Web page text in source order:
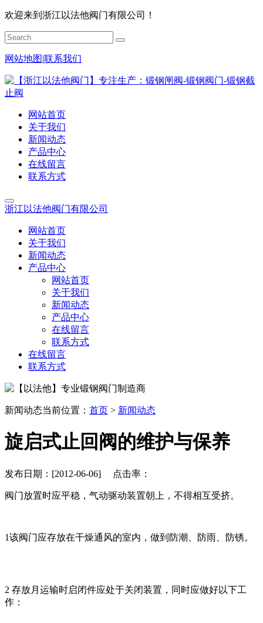
欢迎来到浙江以法他阀门有限公司！
网站地图|联系我们
网站首页
关于我们
新闻动态
产品中心
在线留言
联系方式
浙江以法他阀门有限公司
网站首页
关于我们
新闻动态
产品中心
网站首页
关于我们
新闻动态
产品中心
在线留言
联系方式
在线留言
联系方式
新闻动态当前位置： 首页 > 新闻动态
旋启式止回阀的维护与保养
发布日期：[2012-06-06] 点击率：
阀门放置时应平稳，气动驱动装置朝上，不得相互受挤。
1该阀门应存放在干燥通风的室内，做到防潮、防雨、防锈。
2 存放月运输时启闭件应处于关闭装置，同时应做好以下工
作：